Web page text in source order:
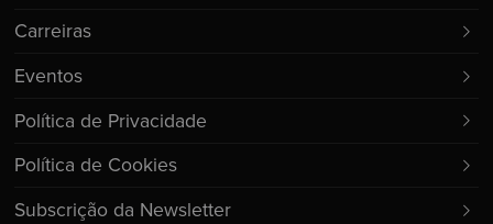
Carreiras
Eventos
Política de Privacidade
Política de Cookies
Subscrição da Newsletter